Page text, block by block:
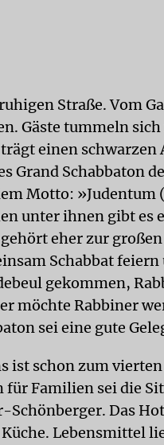
Straße. Vom
Gäste tummeln
einen schwarzen
Grand Schabbaton
Motto:
unter ihnen gibt es
eher zur
Schabbat feiern
gekommen,
möchte Rabbiner
sei eine gute
ist schon zum
für Familien sei die
Das
Lebensmittel